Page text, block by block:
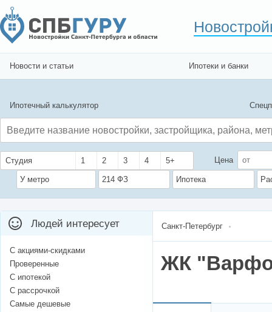
Новости и статьи Ипотеки и банки
Ипотечный калькулятор
Студия 1 2 3 4 5+ Цена
У метро 214 ФЗ Ипотека
Санкт-Петербург
ЖК
Людей интересует
С акциями-скидками
Проверенные
С ипотекой
С рассрочкой
Самые дешевые